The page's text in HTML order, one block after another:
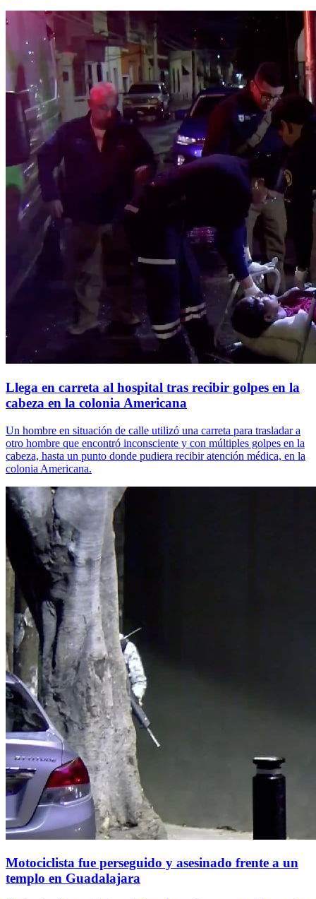
Llega en carreta al hospital tras recibir golpes en la
cabeza en la colonia Americana
Un hombre en situación de calle utilizó una carreta para trasladar a
otro hombre que encontró inconsciente y con múltiples golpes en la
cabeza, hasta un punto donde pudiera recibir atención médica, en la
colonia Americana.
Motociclista fue perseguido y asesinado frente a un
templo en Guadalajara